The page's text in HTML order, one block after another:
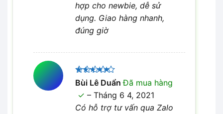
hợp cho newbie, dễ sử
dụng. Giao hàng nhanh,
đúng giờ
Được xếp
5
sao
Bùi Lê DuẩnĐã mua hàng
– Tháng 6 4, 2021
Có hỗ trợ tư vấn qua Zalo